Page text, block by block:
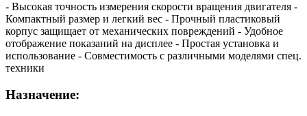
- Высокая точность измерения скорости вращения двигателя -
Компактный размер и легкий вес - Прочный пластиковый
корпус защищает от механических повреждений - Удобное
отображение показаний на дисплее - Простая установка и
использование - Совместимость с различными моделями спец.
техники
Назначение: